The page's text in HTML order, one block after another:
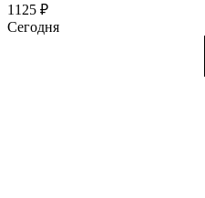
1125 ₽
Сегодня